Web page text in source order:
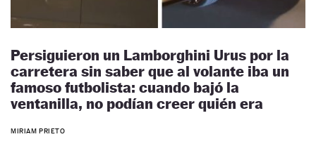
Persiguieron un Lamborghini Urus por la
carretera sin saber que al volante iba un
famoso futbolista: cuando bajó la
ventanilla, no podían creer quién era
MIRIAM PRIETO